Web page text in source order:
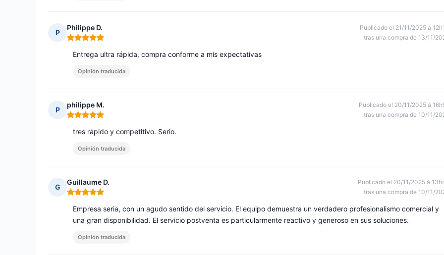
P
Philippe D.
Nota: 5 de 5
Publicado el 21/11/2025 à
tras una compra de 13/11/
Entrega ultra rápida, compra conforme a mis expectativas
Opinión traducida
P
philippe M.
Nota: 5 de 5
Publicado el 20/11/2025 à
tras una compra de 10/11/
tres rápido y competitivo. Serio.
Opinión traducida
G
Guillaume D.
Nota: 5 de 5
Publicado el 20/11/2025 à
tras una compra de 10/11/
Empresa seria, con un agudo sentido del servicio. El equipo demuestra un verdadero profesionalismo comercial y
una gran disponibilidad. El servicio postventa es particularmente reactivo y generoso en sus soluciones.
Opinión traducida